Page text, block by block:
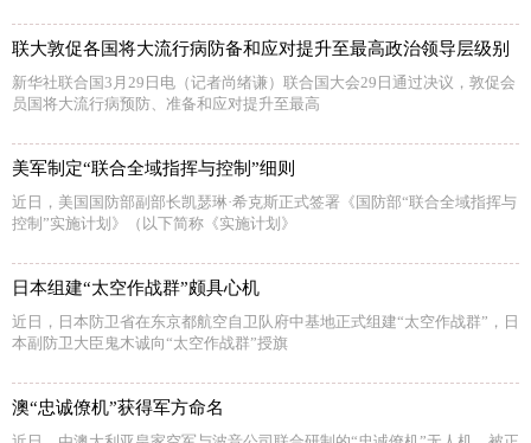
联大敦促各国将大流行病防备和应对提升至最高政治领导层级别
新华社联合国3月29日电（记者尚绪谦）联合国大会29日通过决议，敦促会
员国将大流行病预防、准备和应对提升至最高
美军制定“联合全域指挥与控制”细则
近日，美国国防部副部长凯瑟琳·希克斯正式签署《国防部“联合全域指挥与
控制”实施计划》（以下简称《实施计划》
日本组建“太空作战群”颇具心机
近日，日本防卫省在东京都航空自卫队府中基地正式组建“太空作战群”，日
本副防卫大臣鬼木诚向“太空作战群”授旗
澳“忠诚僚机”获得军方命名